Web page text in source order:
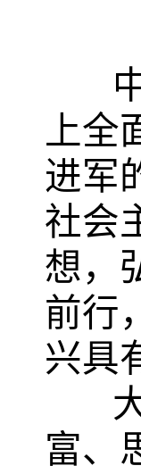
中
上全
进军
社会
想，
前行
兴具
大
富、